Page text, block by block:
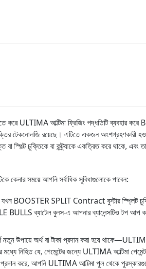
ULTIMA আল্টিমা ফ্রিজিং পদ্ধতিটি ব্যবহার
টেকনোলজি রয়েছে। এটিতে একজন
বা স্পিল্ট চুক্তিকে বা কন্ট্র্যাকে একত্রিত করে থাকে,
সময়ে আপনি সর্বাধিক সুবিধাগুলোকে পাবেন:
SPLIT Contract বুস্টার স্প্লিট চুক্তির
BULLS ব্যাটেল বুলস-এ আপনার ব্যালেন্সটিও টপ
নতুন উপায়ে অর্থ বা টাকা প্রদান করা হয়ে
নিহিত যে, পেমেন্টের জন্যে ULTIMA আল্টিমা
প্রদান করে, আপনি ULTIMA আল্টিমা পুল থেকে